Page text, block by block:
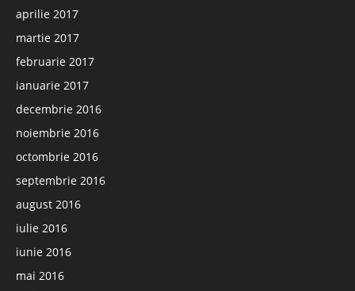
aprilie 2017
martie 2017
februarie 2017
ianuarie 2017
decembrie 2016
noiembrie 2016
octombrie 2016
septembrie 2016
august 2016
iulie 2016
iunie 2016
mai 2016